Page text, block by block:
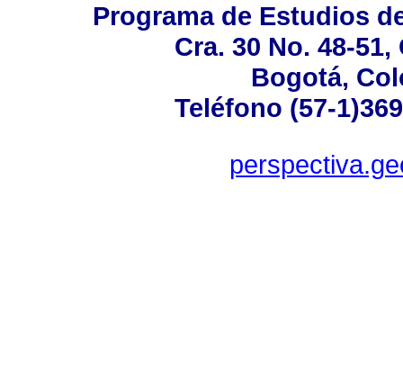
Programa de Estudios
Cra. 30 No. 48-
Bogotá,
Teléfono (57-